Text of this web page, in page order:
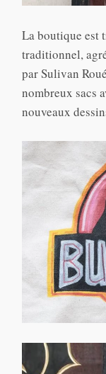
La boutique est
traditionnel,
par Sulivan
nombreux sacs
nouveaux